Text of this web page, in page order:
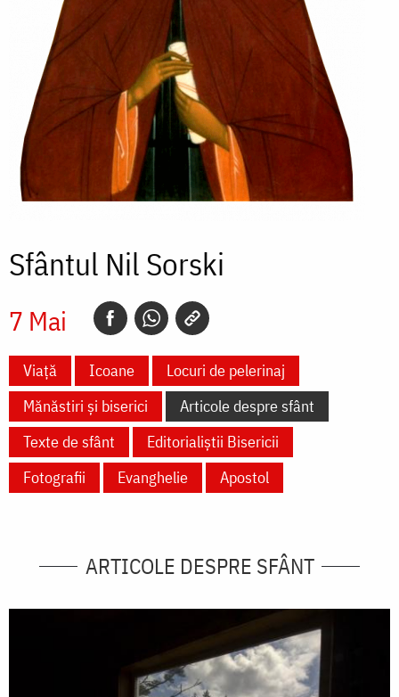
Sfântul Nil Sorski
7 Mai
Viață Icoane
Locuri de pelerinaj
Mănăstiri și biserici
Articole despre sfânt
Texte de sfânt
Editorialiștii Bisericii
Fotografii
Evanghelie Apostol
ARTICOLE DESPRE SFÂNT